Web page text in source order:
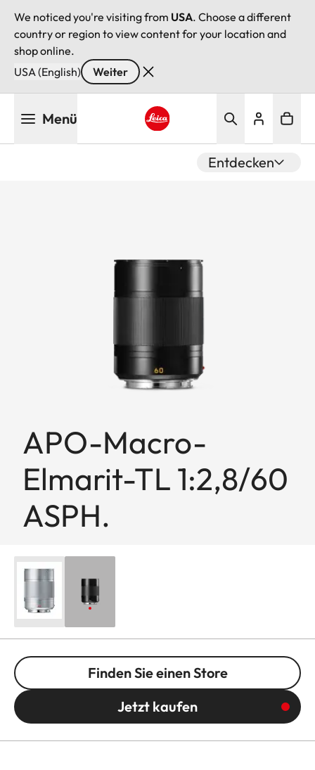
We noticed you're visiting from USA. Choose a different
country or region to view content for your location and
shop online.
USA (English)
Weiter
Menü
Entdecken
APO-Macro-
Elmarit-TL 1:2,8/60
ASPH.
Finden Sie einen Store
Jetzt kaufen